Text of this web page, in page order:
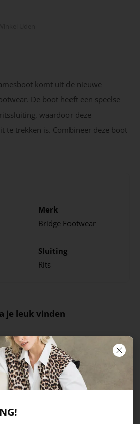
komt uit de nieuwe
De boot heeft een speelse
waardoor deze
te trekken is. Combineer deze boot
Merk
Bridge Footwear
Sluiting
Rits
je leuk vinden